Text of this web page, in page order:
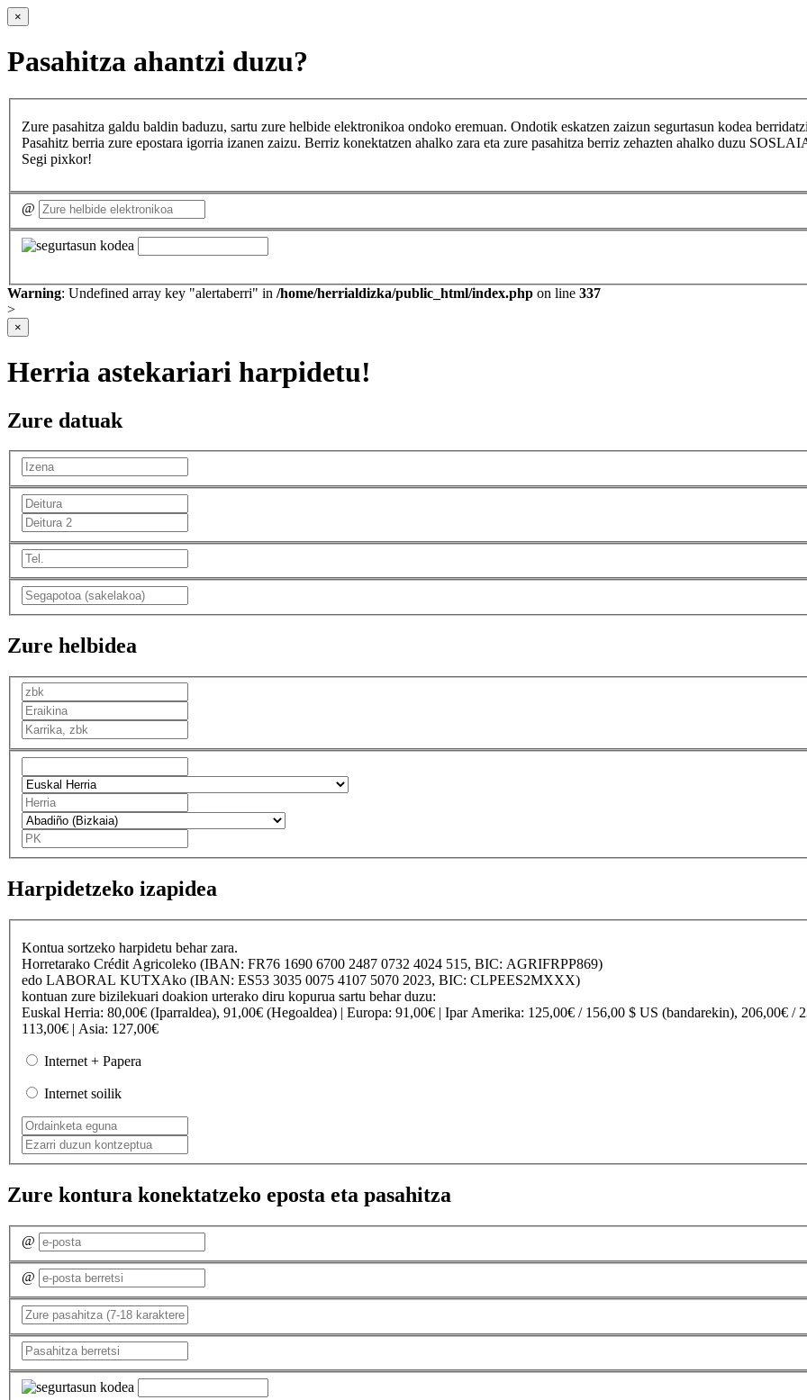
×
Pasahitza ahantzi duzu?
Zure pasahitza galdu baldin baduzu, sartu zure helbide elektronikoa ondoko eremuan. Ondotik eskatzen zaizun segurtasun kodea
Pasahitz berria zure epostara igorria izanen zaizu. Berriz konektatzen ahalko zara eta zure pasahitza berriz zehazten ahalko duzu
Segi pixkor!
@
Warning: Undefined array key "alertaberri" in /home/herrialdizka/public_html/index.php on line 337
>
×
Herria astekariari harpidetu!
Zure datuak
Zure helbidea
Harpidetzeko izapidea
Kontua sortzeko harpidetu behar zara.
Horretarako Crédit Agricoleko (IBAN: FR76 1690 6700 2487 0732 4024 515, BIC: AGRIFRPP869)
edo LABORAL KUTXAko (IBAN: ES53 3035 0075 4107 5070 2023, BIC: CLPEES2MXXX)
kontuan zure bizilekuari doakion urterako diru kopurua sartu behar duzu:
Euskal Herria: 80,00€ (Iparraldea), 91,00€ (Hegoaldea) | Europa: 91,00€ | Ipar Amerika: 125,00€ / 156,00 $ US (bandarekin), 206,00€ /
113,00€ | Asia: 127,00€
Internet + Papera
Internet soilik
Zure kontura konektatzeko eposta eta pasahitza
@
@